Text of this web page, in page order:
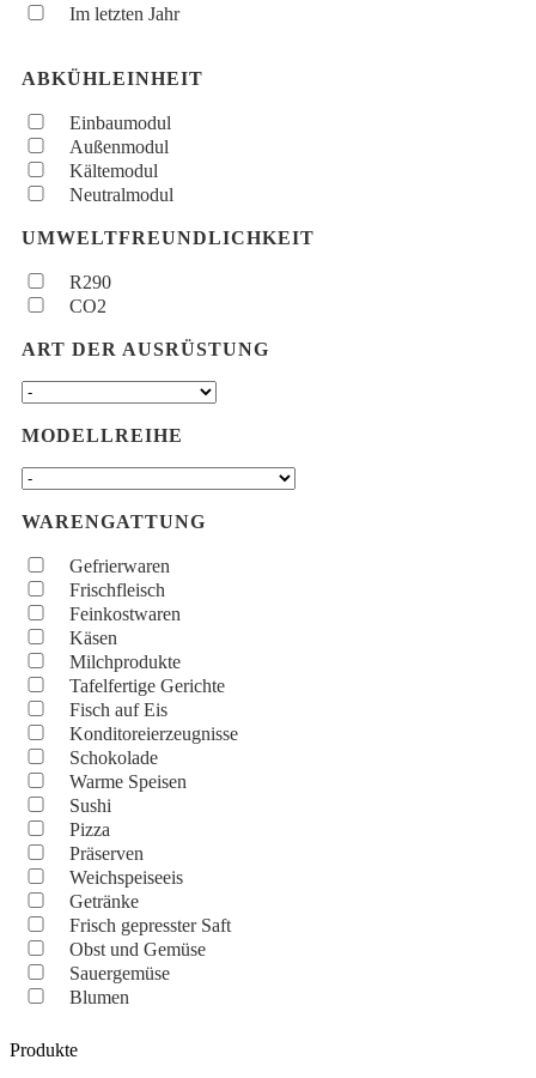
Im letzten Jahr
ABKÜHLEINHEIT
Einbaumodul
Außenmodul
Kältemodul
Neutralmodul
UMWELTFREUNDLICHKEIT
R290
CO2
ART DER AUSRÜSTUNG
MODELLREIHE
WARENGATTUNG
Gefrierwaren
Frischfleisch
Feinkostwaren
Käsen
Milchprodukte
Tafelfertige Gerichte
Fisch auf Eis
Konditoreierzeugnisse
Schokolade
Warme Speisen
Sushi
Pizza
Präserven
Weichspeiseeis
Getränke
Frisch gepresster Saft
Obst und Gemüse
Sauergemüse
Blumen
Produkte